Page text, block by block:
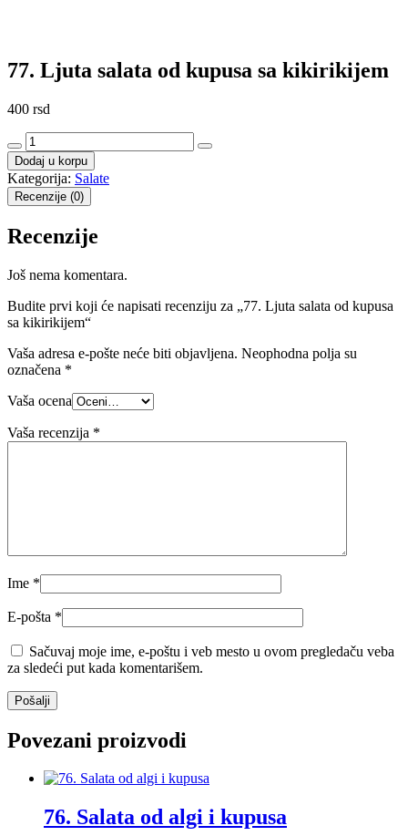
77. Ljuta salata od kupusa sa kikirikijem
400 rsd
Ljuta
salata
od
kupusa
kikirikijem
Dodaj u korpu
Kategorija: Salate
Recenzije (0)
Recenzije
Još nema komentara.
Budite prvi koji će napisati recenziju za „77. Ljuta salata od kupusa
sa kikirikijem“
Vaša adresa e-pošte neće biti objavljena. Neophodna polja su
označena *
Vaša ocena
Vaša recenzija *
Ime *
E-pošta *
Sačuvaj moje ime, e-poštu i veb mesto u ovom pregledaču veba
za sledeći put kada komentarišem.
Povezani proizvodi
76. Salata od algi i kupusa